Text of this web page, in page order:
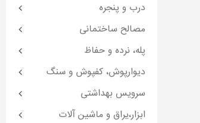
درب و پنجره
مصالح ساختمانی
پله، نرده و حفاظ
دیوارپوش، کفپوش و سنگ
سرویس بهداشتی
ابزار،یراق و ماشین آلات